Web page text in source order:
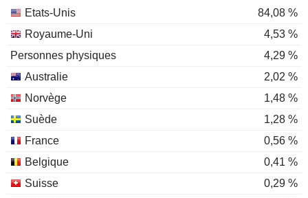
Etats-Unis
84,08 %
Royaume-Uni
4,53 %
Personnes physiques
4,29 %
Australie
2,02 %
Norvège
1,48 %
Suède
1,28 %
France
0,56 %
Belgique
0,41 %
Suisse
0,29 %